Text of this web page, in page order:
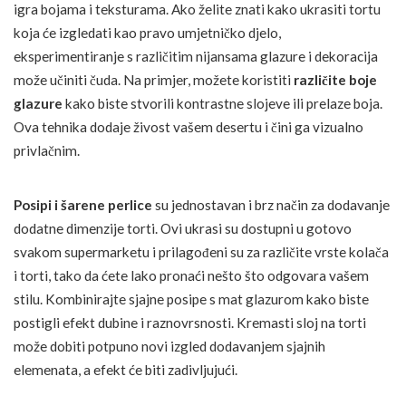
igra bojama i teksturama. Ako želite znati kako ukrasiti tortu
koja će izgledati kao pravo umjetničko djelo,
eksperimentiranje s različitim nijansama glazure i dekoracija
može učiniti čuda. Na primjer, možete koristiti različite boje
glazure kako biste stvorili kontrastne slojeve ili prelaze boja.
Ova tehnika dodaje živost vašem desertu i čini ga vizualno
privlačnim.
Posipi i šarene perlice su jednostavan i brz način za dodavanje
dodatne dimenzije torti. Ovi ukrasi su dostupni u gotovo
svakom supermarketu i prilagođeni su za različite vrste kolača
i torti, tako da ćete lako pronaći nešto što odgovara vašem
stilu. Kombinirajte sjajne posipe s mat glazurom kako biste
postigli efekt dubine i raznovrsnosti. Kremasti sloj na torti
može dobiti potpuno novi izgled dodavanjem sjajnih
elemenata, a efekt će biti zadivljujući.